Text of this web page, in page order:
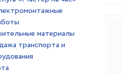
материалы
транспорта и